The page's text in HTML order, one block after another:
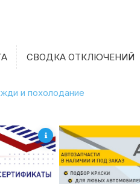
СВОДКА ОТКЛЮЧЕНИЙ
и похолодание